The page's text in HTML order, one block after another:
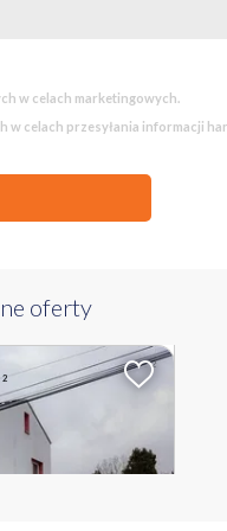
w celach marketingowych.
w celach przesyłania informacji
oferty
2
Cena za m2
3 327 PLN
ul. Starowiejska